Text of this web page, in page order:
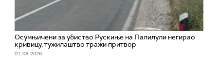
Oсумњичени за убиство Рускиње на Палилули негирао
кривицу, тужилаштво тражи притвор
01. 08. 2026.